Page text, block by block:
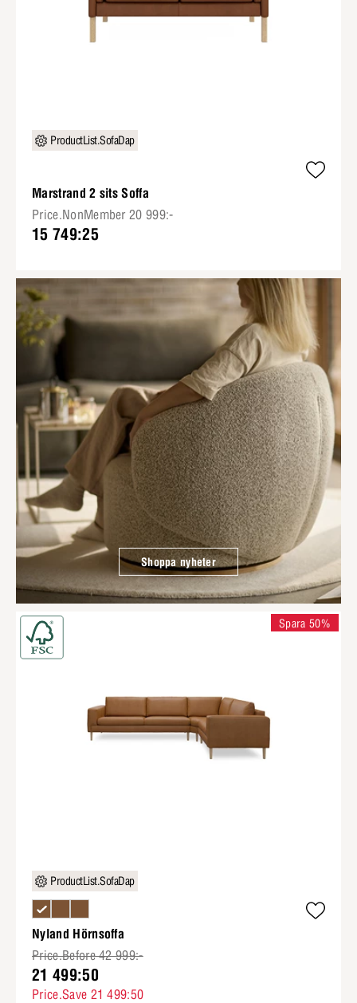
ProductList.SofaDap
Marstrand 2 sits Soffa
Price.NonMember 20 999:-
15 749:25
Shoppa nyheter
ProductList.SofaDap
Nyland Hörnsoffa
Price.Before 42 999:-
21 499:50
Price.Save 21 499:50
Spara 50%